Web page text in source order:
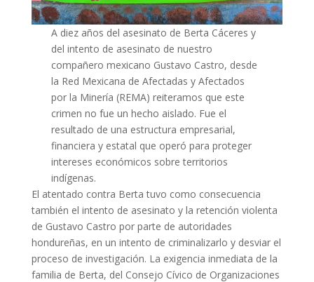
A diez años del asesinato de Berta Cáceres y
del intento de asesinato de nuestro
compañero mexicano Gustavo Castro, desde
la Red Mexicana de Afectadas y Afectados
por la Minería (REMA) reiteramos que este
crimen no fue un hecho aislado. Fue el
resultado de una estructura empresarial,
financiera y estatal que operó para proteger
intereses económicos sobre territorios
indígenas.
El atentado contra Berta tuvo como consecuencia
también el intento de asesinato y la retención violenta
de Gustavo Castro por parte de autoridades
hondureñas, en un intento de criminalizarlo y desviar el
proceso de investigación. La exigencia inmediata de la
familia de Berta, del Consejo Cívico de Organizaciones